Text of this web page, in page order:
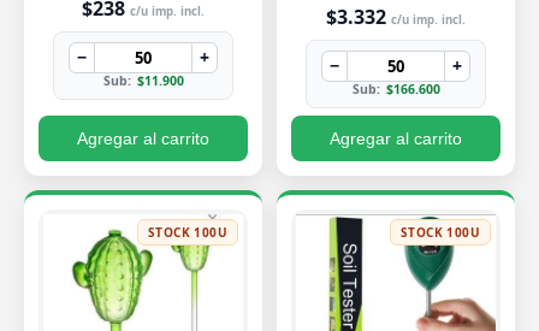
$238 c/u imp. incl.
− +
Sub: $11.900
Agregar al carrito
$3.332 c/u imp. incl.
− +
Sub: $166.600
Agregar al carrito
STOCK 100U STOCK 100U